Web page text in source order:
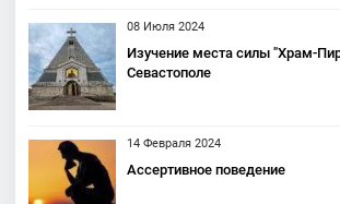
08 Июля 2024
Изучение места силы "Храм-
Севастополе
14 Февраля 2024
Ассертивное поведение